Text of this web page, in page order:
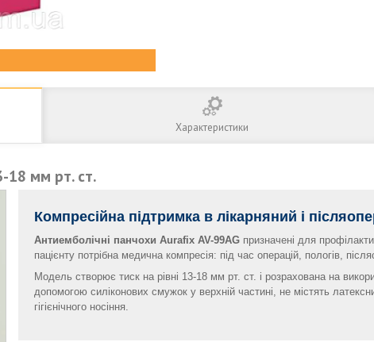
Характеристики
18 мм рт. ст.
Компресійна підтримка в лікарняний і
Антиемболічні панчохи Aurafix AV-99AG призначені для
пацієнту потрібна медична компресія: під час операцій, пологів,
Модель створює тиск на рівні 13-18 мм рт. ст. і розрахована на
допомогою силіконових смужок у верхній частині, не містять
гігієнічного носіння.